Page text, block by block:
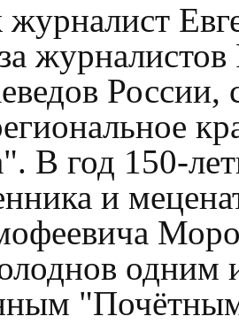
журналист
России,
В год 150-
и
одним